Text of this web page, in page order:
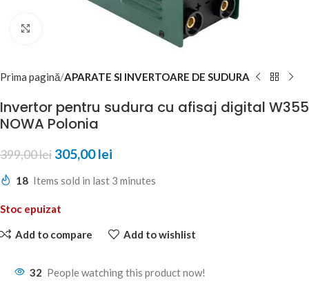
Prima pagină APARATE SI INVERTOARE DE SUDURA
Invertor pentru sudura cu afisaj digital W355
NOWA Polonia
399,00lei 305,00lei
18 Items sold in last 3 minutes
Stoc epuizat
Add to compare Add to wishlist
32 People watching this product now!